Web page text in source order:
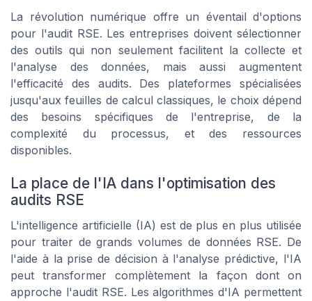
La révolution numérique offre un éventail d'options
pour l'audit RSE. Les entreprises doivent sélectionner
des outils qui non seulement facilitent la collecte et
l'analyse des données, mais aussi augmentent
l'efficacité des audits. Des plateformes spécialisées
jusqu'aux feuilles de calcul classiques, le choix dépend
des besoins spécifiques de l'entreprise, de la
complexité du processus, et des ressources
disponibles.
La place de l'IA dans l'optimisation des
audits RSE
L'intelligence artificielle (IA) est de plus en plus utilisée
pour traiter de grands volumes de données RSE. De
l'aide à la prise de décision à l'analyse prédictive, l'IA
peut transformer complètement la façon dont on
approche l'audit RSE. Les algorithmes d'IA permettent